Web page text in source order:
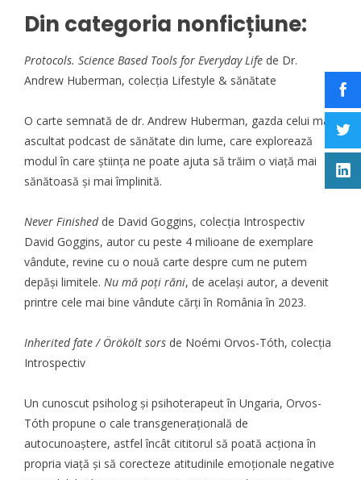
Din categoria nonficțiune:
Protocols. Science Based Tools for Everyday Life de Dr.
Andrew Huberman, colecția Lifestyle & sănătate
O carte semnată de dr. Andrew Huberman, gazda celui mai
ascultat podcast de sănătate din lume, care explorează
modul în care știința ne poate ajuta să trăim o viață mai
sănătoasă și mai împlinită.
Never Finishedde David Goggins, colecția Introspectiv
David Goggins, autor cu peste 4 milioane de exemplare
vândute, revine cu o nouă carte despre cum ne putem
depăși limitele. Nu mă poți răni, de același autor, a devenit
printre cele mai bine vândute cărți în România în 2023.
Inherited fate / Örökölt sors de Noémi Orvos-Tóth, colecția
Introspectiv
Un cunoscut psiholog și psihoterapeut în Ungaria, Orvos-
Tóth propune o cale transgenerațională de
autocunoaștere, astfel încât cititorul să poată acționa în
propria viață și să corecteze atitudinile emoționale negative